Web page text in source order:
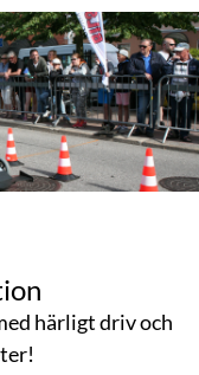
härligt driv och